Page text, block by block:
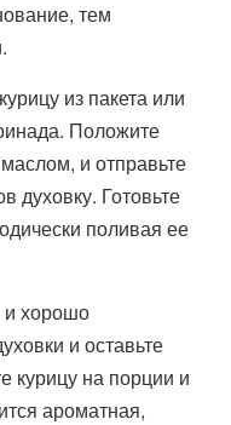
тем
из пакета или
Положите
и отправьте
духовку. Готовьте
поливая ее
и хорошо
и оставьте
курицу на порции и
ароматная,